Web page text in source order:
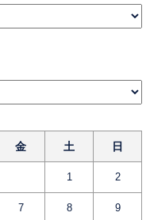
金 土 日
1 2
7 8 9